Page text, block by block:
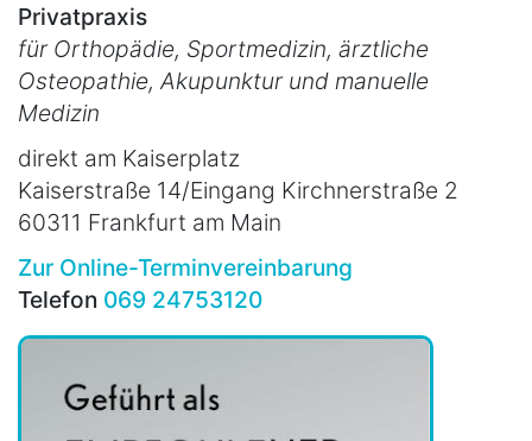
Privatpraxis
für Orthopädie, Sportmedizin, ärztliche
Osteopathie, Akupunktur und manuelle
Medizin
direkt am Kaiserplatz
Kaiserstraße 14/Eingang Kirchnerstraße 2
60311 Frankfurt am Main
Zur Online-Terminvereinbarung
Telefon 069 24753120